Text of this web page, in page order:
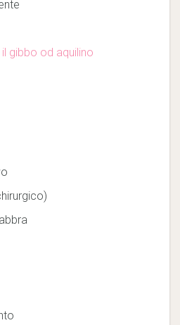
gibbo od aquilino